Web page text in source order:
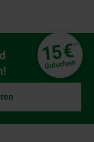
15€**
Gutschein